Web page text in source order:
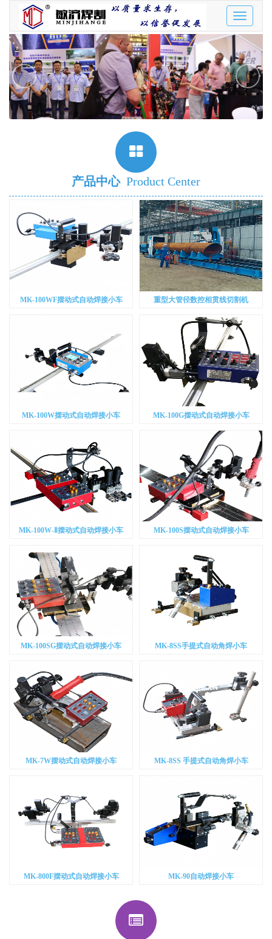
Toggle
‹ ›
产品中心 Product Center
MK-100WF摆动式自动焊接小车 重型大管径数控相贯线切割机
MK-100W摆动式自动焊接小车 MK-100G摆动式自动焊接小车
MK-100W-Ⅱ摆动式自动焊接小车 MK-100S摆动式自动焊接小车
MK-100SG摆动式自动焊接小车 MK-8SS手提式自动角焊小车
MK-7W摆动式自动焊接小车 MK-8SS 手提式自动角焊小车
MK-800F摆动式自动焊接小车 MK-90自动焊接小车